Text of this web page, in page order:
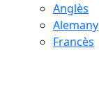
Anglès
Alemany
Francès